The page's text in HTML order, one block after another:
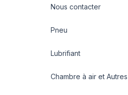
Nous contacter
Pneu
Lubrifiant
Chambre à air et Autres